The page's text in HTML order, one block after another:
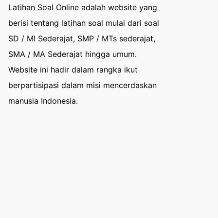
Latihan Soal Online adalah website yang
berisi tentang latihan soal mulai dari soal
SD / MI Sederajat, SMP / MTs sederajat,
SMA / MA Sederajat hingga umum.
Website ini hadir dalam rangka ikut
berpartisipasi dalam misi mencerdaskan
manusia Indonesia.